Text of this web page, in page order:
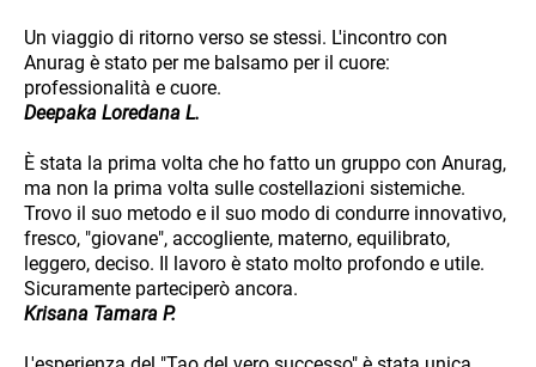
Un viaggio di ritorno verso se stessi. L'incontro con
Anurag è stato per me balsamo per il cuore:
professionalità e cuore.
Deepaka Loredana L.
È stata la prima volta che ho fatto un gruppo con Anurag,
ma non la prima volta sulle costellazioni sistemiche.
Trovo il suo metodo e il suo modo di condurre innovativo,
fresco, "giovane", accogliente, materno, equilibrato,
leggero, deciso. Il lavoro è stato molto profondo e utile.
Sicuramente parteciperò ancora.
Krisana Tamara P.